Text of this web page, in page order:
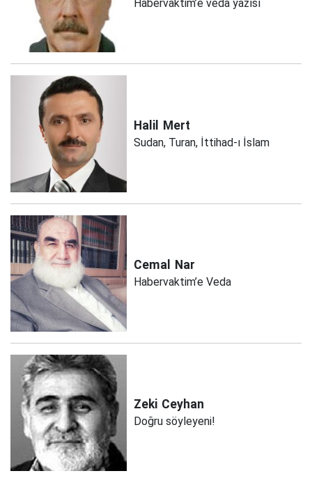
Habervaktim’e vedâ yazısı
Halil Mert
Sudan, Turan, İttihad-ı İslam
Cemal Nar
Habervaktim’e Veda
Zeki Ceyhan
Doğru söyleyeni!